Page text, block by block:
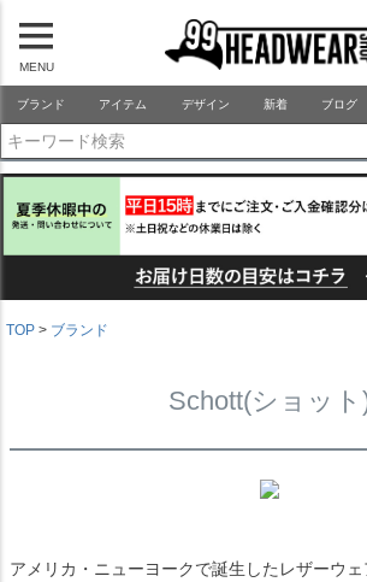
MENU
99HEADWEARSHOP
ブランド アイテム デザイン 新着 ブログ
TOP ブランド
Schott(ショット
アメリカ・ニューヨークで誕生したレザーウェ